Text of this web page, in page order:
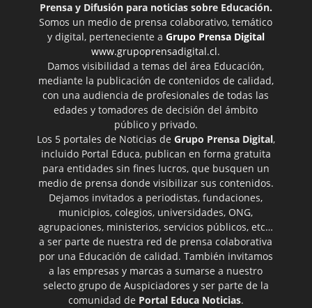
Prensa y Difusión para noticias sobre Educación.
Somos un medio de prensa colaborativo, temático
y digital, perteneciente a Grupo Prensa Digital
www.grupoprensadigital.cl.
Damos visibilidad a temas del área Educación,
mediante la publicación de contenidos de calidad,
con una audiencia de profesionales de todas las
edades y tomadores de decisión del ámbito
público y privado.
Los 5 portales de Noticias de Grupo Prensa Digital,
incluido Portal Educa, publican en forma gratuita
para entidades sin fines lucros, que busquen un
medio de prensa donde visibilizar sus contenidos.
Dejamos invitados a periodistas, fundaciones,
municipios, colegios, universidades, ONG,
agrupaciones, ministerios, servicios públicos, etc…
a ser parte de nuestra red de prensa colaborativa
por una Educación de calidad. También invitamos
a las empresas y marcas a sumarse a nuestro
selecto grupo de Auspiciadores y ser parte de la
comunidad de Portal Educa Noticias.